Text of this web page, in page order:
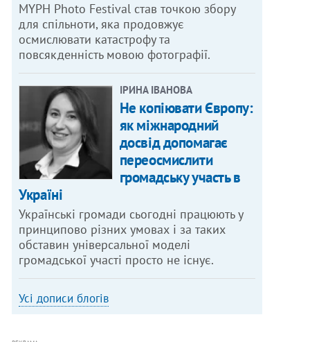
MYPH Photo Festival став точкою збору
для спільноти, яка продовжує
осмислювати катастрофу та
повсякденність мовою фотографії.
ІРИНА ІВАНОВА
Не копіювати Європу:
як міжнародний
досвід допомагає
переосмислити
громадську участь в
Україні
Українські громади сьогодні працюють у
принципово різних умовах і за таких
обставин універсальної моделі
громадської участі просто не існує.
Усі дописи блогів